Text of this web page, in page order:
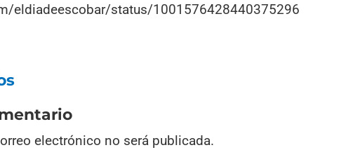
eldiadeescobar/status/1001576428440375296
electrónico no será publicada.